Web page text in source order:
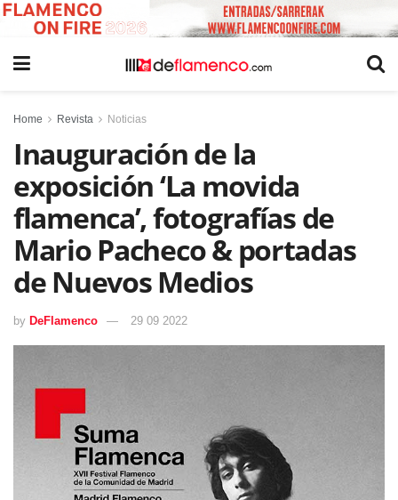
Home Revista Noticias
Inauguración de la
exposición ‘La movida
flamenca’, fotografías de
Mario Pacheco & portadas
de Nuevos Medios
by DeFlamenco 29 09 2022